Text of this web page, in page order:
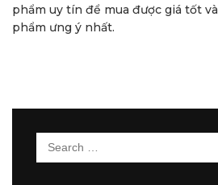
phẩm uy tín để mua được giá tốt
phẩm ưng ý nhất.
Search
for: